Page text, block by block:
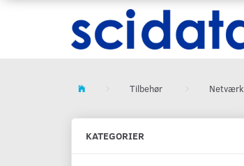
Tilbehør Netværk
KATEGORIER